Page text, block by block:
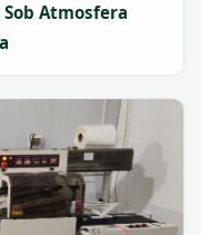
Atmosfera